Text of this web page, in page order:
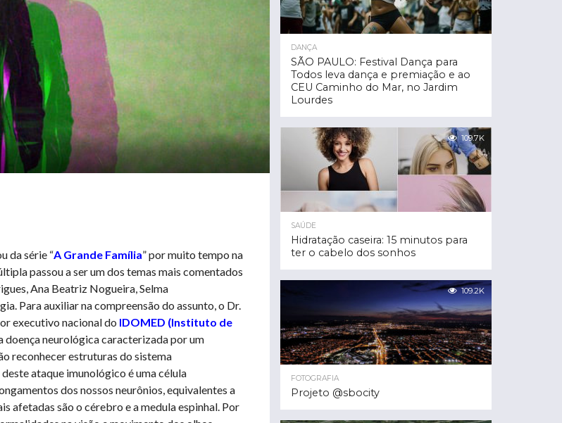
da série “A Grande Família” por muito tempo na
passou a ser um dos temas mais comentados
Ana Beatriz Nogueira, Selma
Para auxiliar na compreensão do assunto, o Dr.
executivo nacional do IDOMED (Instituto de
doença neurológica caracterizada por um
reconhecer estruturas do sistema
ataque imunológico é uma célula
dos nossos neurônios, equivalentes a
afetadas são o cérebro e a medula espinhal. Por
DANÇA
SÃO PAULO: Festival Dança para
Todos leva dança e premiação e ao
CEU Caminho do Mar, no Jardim
Lourdes
109.7K
SAÚDE
Hidratação caseira: 15 minutos para
ter o cabelo dos sonhos
109.2K
FOTOGRAFIA
Projeto @sbocity